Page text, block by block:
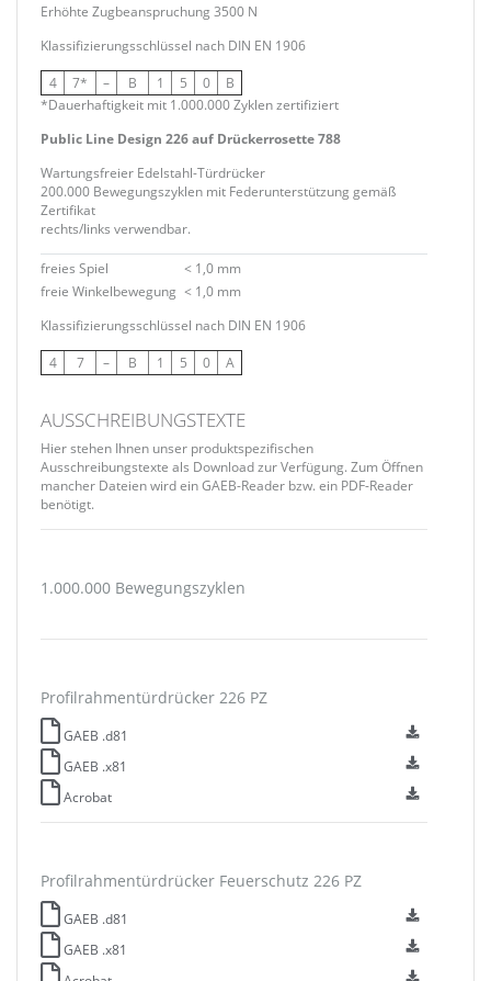
Erhöhte Zugbeanspruchung 3500 N
Klassifizierungsschlüssel nach DIN EN 1906
4 7* – B 1 5 0
B
*Dauerhaftigkeit mit 1.000.000 Zyklen zertifiziert
Public Line Design 226 auf Drückerrosette 788
Wartungsfreier Edelstahl-Türdrücker
200.000 Bewegungszyklen mit Federunterstützung gemäß
Zertifikat
rechts/links verwendbar.
freies Spiel
< 1,0 mm
freie Winkelbewegung < 1,0 mm
Klassifizierungsschlüssel nach DIN EN 1906
4 7 – B 1 5 0 A
AUSSCHREIBUNGSTEXTE
Hier stehen Ihnen unser produktspezifischen
Ausschreibungstexte als Download zur Verfügung. Zum Öffnen
mancher Dateien wird ein GAEB-Reader bzw. ein PDF-Reader
benötigt.
1.000.000 Bewegungszyklen
Profilrahmentürdrücker 226 PZ
GAEB .d81
GAEB .x81
Acrobat
Profilrahmentürdrücker Feuerschutz 226 PZ
GAEB .d81
GAEB .x81